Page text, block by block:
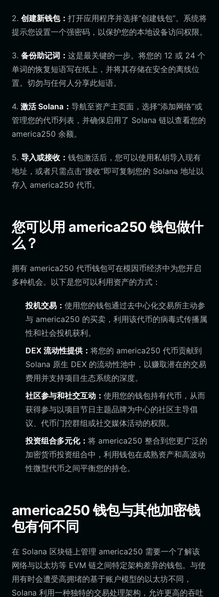
2. 创建新钱包： 打开应用程序并选择“创建钱包”。系统将
提示您设置一个强密码，以保护您的本地设备访问权限。
3. 备份助记词： 这是最关键的一步。将您的 12 或 24 个
单词的恢复短语写在纸上，并将其存储在安全的离线位
置。切勿与任何人分享此短语。
4. 激活 Solana： 导航至资产主页面，选择“添加网络”或
管理您的代币列表，并确保启用了 Solana 链以查看您的
america250 余额。
5. 导入或接收： 钱包激活后，您可以使用私钥导入现有
地址，或者只需点击“接收”即可复制您的 Solana 地址以
存入 america250 代币。
您可以用 america250 钱包做什
么？
拥有 america250 代币钱包可在模因币经济中为您开启
多种机会。以下是您可以利用资产的方式：
投机交易： 使用您的钱包通过去中心化交易所主动参
与 america250 的买卖，利用该代币的病毒式传播属
性和社会投机获利。
DEX 流动性提供： 将您的 america250 代币贡献到
Solana 原生 DEX 的流动性池中，以赚取潜在的交易
费用并支持项目生态系统的深度。
社区参与和社交互动： 使用您的钱包持有代币，从而
获得参与以项目节日主题品牌为中心的社区主导倡
议、代币门控群组或社交媒体活动的权限。
投资组合多元化： 将 america250 整合到您更广泛的
加密货币投资组合中，利用钱包在成熟资产和高波动
性微型代币之间平衡您的持仓。
america250 钱包与其他加密钱
包有何不同
在 Solana 区块链上管理 america250 需要一个了解该
网络与以太坊等 EVM 链之间特定架构差异的钱包。与使
用有时会遭受高拥堵的基于账户模型的以太坊不同，
Solana 利用一种独特的交易处理架构，允许更高的吞吐